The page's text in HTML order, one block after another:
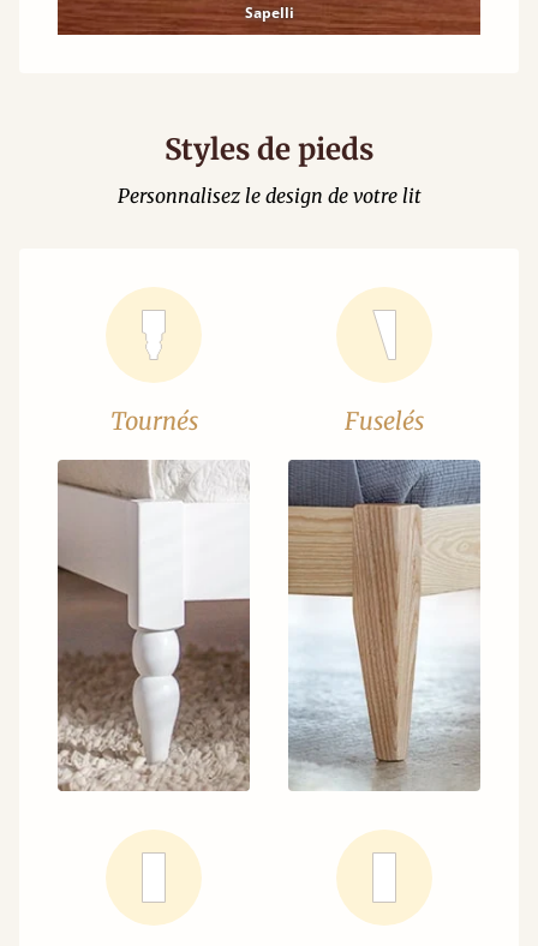
Sapelli
Styles de pieds
Personnalisez le design de votre lit
Tournés Fuselés